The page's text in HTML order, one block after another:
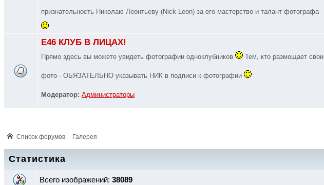
признательность Николаю Леонтьеву (Nick Leon) за его мастерство и талант фотографа
E46 КЛУБ В ЛИЦАХ!
Прямо здесь вы можете увидеть фотографии одноклубников Тем, кто размещает свои
фото - ОБЯЗАТЕЛЬНО указывать НИК в подписи к фотографии
Модератор: Администраторы
Список форумов Галерея
Статистика
Всего изображений: 38089